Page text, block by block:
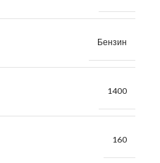
Бензин
1400
160